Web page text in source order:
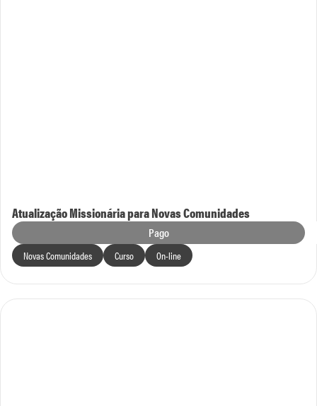
Atualização Missionária para Novas Comunidades
Pago
Novas Comunidades Curso On-line